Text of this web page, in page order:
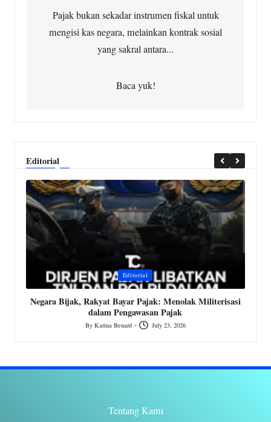
Pajak bukan sekadar instrumen fiskal untuk
mengisi kas negara, melainkan kontrak sosial
yang sakral antara...
Baca yuk!
Editorial
Posted
in
Editorial
Negara Bijak, Rakyat Bayar Pajak: Menolak Militerisasi
dalam Pengawasan Pajak
Posted
By Karina Benard July 23, 2026
Tentang Kami